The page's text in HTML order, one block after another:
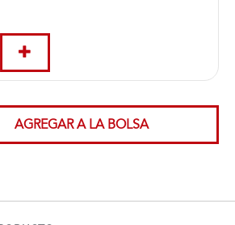
AGREGAR A LA BOLSA